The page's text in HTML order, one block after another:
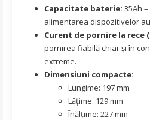
Capacitate baterie: 35Ah
alimentarea dispozitivelor
Curent de pornire la rece
pornirea fiabilă chiar și în
extreme.
Dimensiuni compacte:
Lungime: 197 mm
Lățime: 129 mm
Înălțime: 227 mm